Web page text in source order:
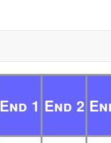
End 1 End 2